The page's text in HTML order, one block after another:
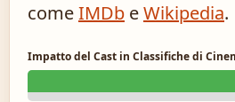
comeIMDb eWikipedia.
Impatto del Cast in Classifiche di